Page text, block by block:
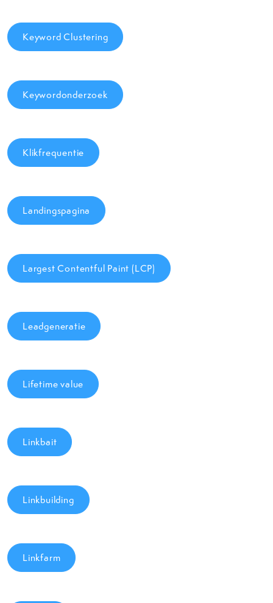
Keyword Clustering
Keywordonderzoek
Klikfrequentie
Landingspagina
Largest Contentful Paint (LCP)
Leadgeneratie
Lifetime value
Linkbait
Linkbuilding
Linkfarm